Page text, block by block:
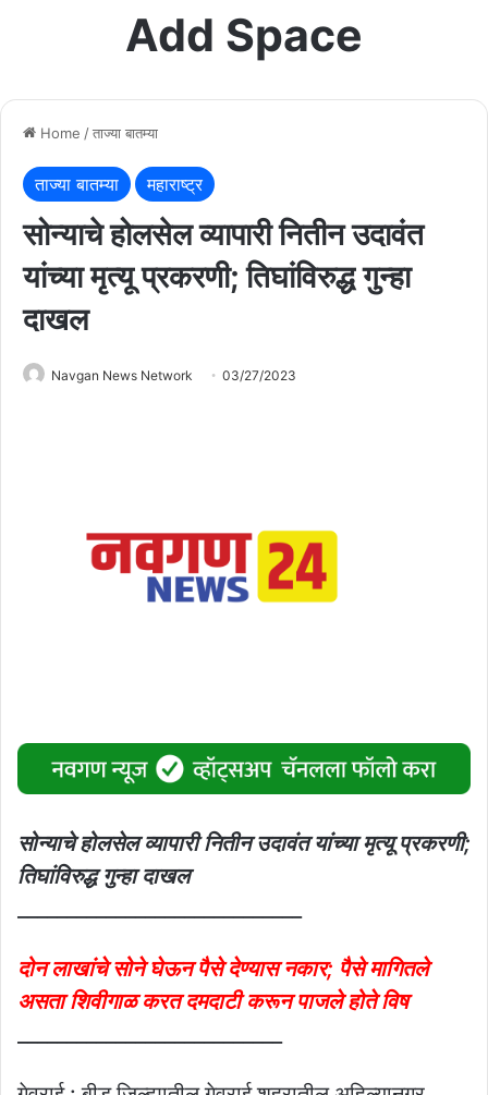
Add Space
Home /ताज्या बातम्या
ताज्या बातम्या महाराष्ट्र
सोन्याचे होलसेल व्यापारी नितीन उदावंत
यांच्या मृत्यू प्रकरणी; तिघांविरुद्ध गुन्हा
दाखल
Navgan News Network 03/27/2023
सोन्याचे होलसेल व्यापारी नितीन उदावंत यांच्या मृत्यू प्रकरणी;
तिघांविरुद्ध गुन्हा दाखल
दोन लाखांचे सोने घेऊन पैसे देण्यास नकार; पैसे मागितले
असता शिवीगाळ करत दमदाटी करून पाजले होते विष